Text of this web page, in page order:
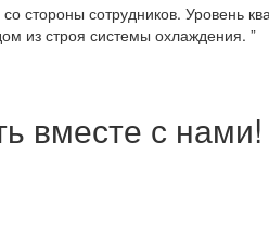
стороны сотрудников. Уровень
из строя системы охлаждения. ”
вместе с